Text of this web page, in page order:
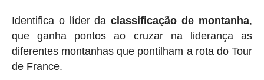
Identifica o líder daclassificação de montanha,
que ganha pontos ao cruzar na liderança as
diferentes montanhas que pontilham a rota do Tour
de France.